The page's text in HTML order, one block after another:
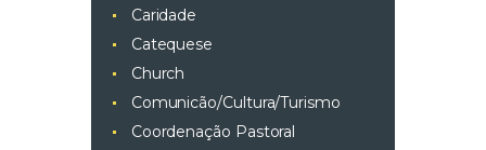
Caridade
Catequese
Church
Comunicão/Cultura/Turismo
Coordenação Pastoral